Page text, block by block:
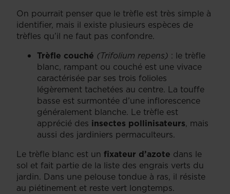
On pourrait penser que le trèfle est très simple à
identifier, mais il existe plusieurs espèces de
trèfles qu’il ne faut pas confondre.
Trèfle couché (Trifolium repens) : le trèfle
blanc, rampant ou couché est une vivace
caractérisée par ses trois folioles
légèrement tachetées au centre. La touffe
basse est surmontée d’une inflorescence
généralement blanche. Le trèfle est
apprécié des insectes pollinisateurs, mais
aussi des jardiniers permaculteurs.
Le trèfle blanc est un fixateur d’azote dans le
sol et fait partie de la liste des engrais verts du
jardin. Dans une pelouse tondue à ras, il résiste
au piétinement et reste vert longtemps.